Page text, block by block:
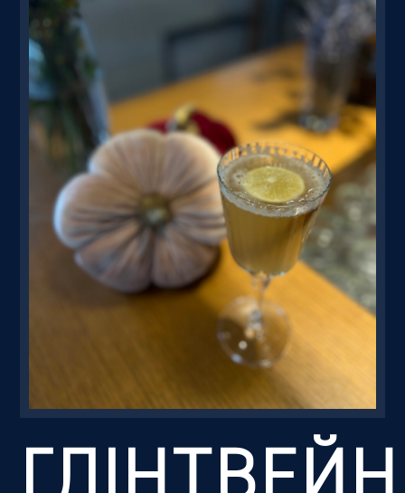
Новини
Меню
Галерея
Резервація